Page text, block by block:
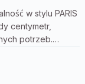
w stylu PARIS
centymetr,
potrzeb.…